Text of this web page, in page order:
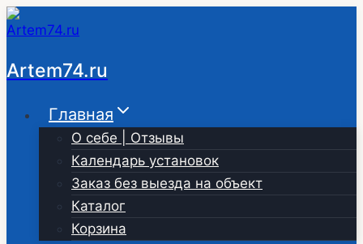
Перейти
к
содержимому
Artem74.ru
Главная
О себе | Отзывы
Календарь установок
Заказ без выезда на объект
Каталог
Корзина